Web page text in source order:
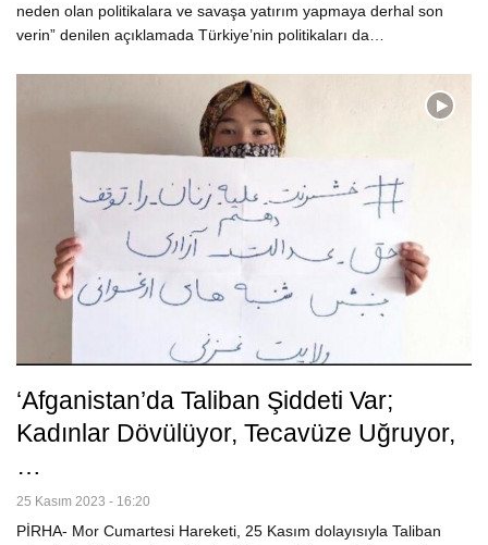
neden olan politikalara ve savaşa yatırım yapmaya derhal son
verin” denilen açıklamada Türkiye’nin politikaları da…
‘Afganistan’da Taliban Şiddeti Var;
Kadınlar Dövülüyor, Tecavüze Uğruyor,
…
25 Kasım 2023 - 16:20
PİRHA- Mor Cumartesi Hareketi, 25 Kasım dolayısıyla Taliban